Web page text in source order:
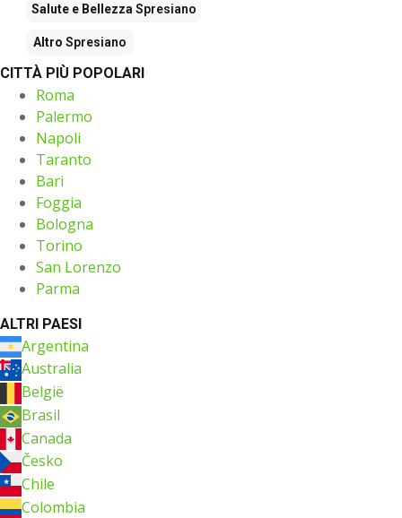
Salute e Bellezza Spresiano
Altro Spresiano
CITTÀ PIÙ POPOLARI
Roma
Palermo
Napoli
Taranto
Bari
Foggia
Bologna
Torino
San Lorenzo
Parma
ALTRI PAESI
Argentina
Australia
België
Brasil
Canada
Česko
Chile
Colombia